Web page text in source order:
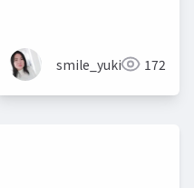
のコミュニケーション
フレーズ集smile_yukiko_it172